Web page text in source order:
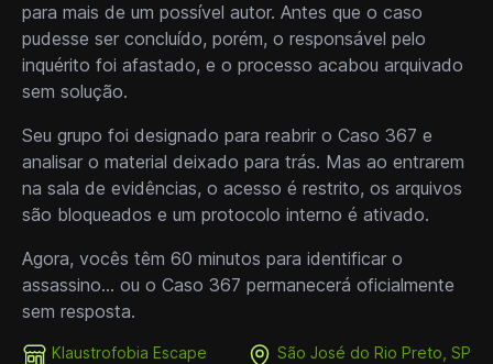
para mais de um possível autor. Antes que o caso
pudesse ser concluído, porém, o responsável pelo
inquérito foi afastado, e o processo acabou arquivado
sem solução.
Seu grupo foi designado para reabrir o Caso 367 e
analisar o material deixado para trás. Mas ao entrarem
na sala de evidências, o acesso é restrito, os arquivos
são bloqueados e um protocolo interno é ativado.
Agora, vocês têm 60 minutos para identificar o
assassino… ou o Caso 367 permanecerá oficialmente
sem resposta.
Klaustrofobia Escape
São José do Rio Preto, SP